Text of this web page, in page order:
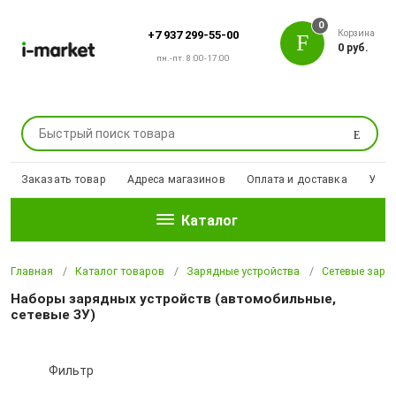
+7 937 299-55-00
пн.-пт. 8:00-17:00
Поиск
0
Корзина
0 руб.
Заказать товар Адреса магазинов Оплата и доставка
Каталог
Главная Каталог товаров Зарядные устройства Сетевые
Наборы зарядных устройств (автомобильные,
сетевые ЗУ)
Фильтр